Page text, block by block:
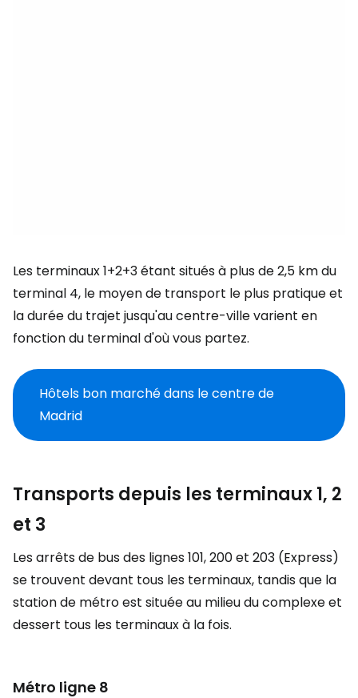
Les terminaux 1+2+3 étant situés à plus de 2,5 km du
terminal 4, le moyen de transport le plus pratique et
la durée du trajet jusqu'au centre-ville varient en
fonction du terminal d'où vous partez.
Hôtels bon marché dans le centre de
Madrid
Transports depuis les terminaux 1, 2
et 3
Les arrêts de bus des lignes 101, 200 et 203 (Express)
se trouvent devant tous les terminaux, tandis que la
station de métro est située au milieu du complexe et
dessert tous les terminaux à la fois.
Métro ligne 8